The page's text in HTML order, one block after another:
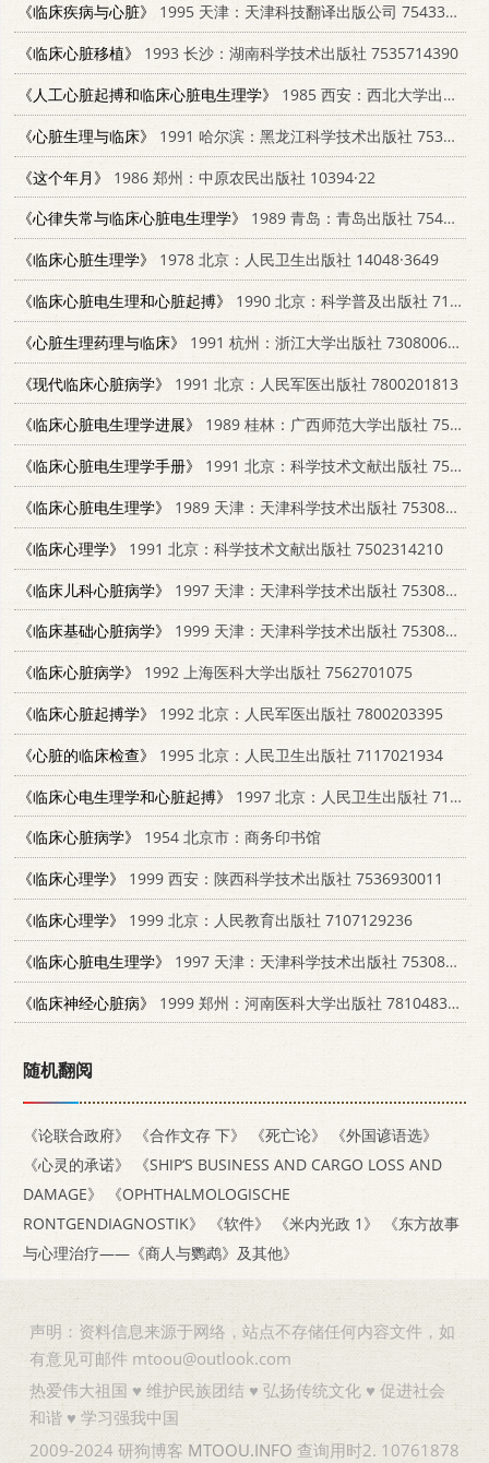
《临床疾病与心脏》
1995 天津：天津科技翻译出版公司 7543307774
《临床心脏移植》
1993 长沙：湖南科学技术出版社 7535714390
《人工心脏起搏和临床心脏电生理学》
1985 西安：西北大学出版社 14320·1
《心脏生理与临床》
1991 哈尔滨：黑龙江科学技术出版社 7538814450
《这个年月》
1986 郑州：中原农民出版社 10394·22
《心律失常与临床心脏电生理学》
1989 青岛：青岛出版社 7543601737
《临床心脏生理学》
1978 北京：人民卫生出版社 14048·3649
《临床心脏电生理和心脏起搏》
1990 北京：科学普及出版社 711001682X
《心脏生理药理与临床》
1991 杭州：浙江大学出版社 7308006646
《现代临床心脏病学》
1991 北京：人民军医出版社 7800201813
《临床心脏电生理学进展》
1989 桂林：广西师范大学出版社 756330570X
《临床心脏电生理学手册》
1991 北京：科学技术文献出版社 7502309012
《临床心脏电生理学》
1989 天津：天津科学技术出版社 7530803905
《临床心理学》
1991 北京：科学技术文献出版社 7502314210
《临床儿科心脏病学》
1997 天津：天津科学技术出版社 7530822306
《临床基础心脏病学》
1999 天津：天津科学技术出版社 7530824805
《临床心脏病学》
1992 上海医科大学出版社 7562701075
《临床心脏起搏学》
1992 北京：人民军医出版社 7800203395
《心脏的临床检查》
1995 北京：人民卫生出版社 7117021934
《临床心电生理学和心脏起搏》
1997 北京：人民卫生出版社 7117024577
《临床心脏病学》
1954 北京市：商务印书馆
《临床心理学》
1999 西安：陕西科学技术出版社 7536930011
《临床心理学》
1999 北京：人民教育出版社 7107129236
《临床心脏电生理学》
1997 天津：天津科学技术出版社 7530803905
《临床神经心脏病》
1999 郑州：河南医科大学出版社 7810483501
随机翻阅
《论联合政府》 《合作文存 下》 《死亡论》
《外国谚语选》
《心灵的承诺》
《SHIP‘S BUSINESS AND CARGO LOSS AND
DAMAGE》
《OPHTHALMOLOGISCHE
RONTGENDIAGNOSTIK》
《软件》 《米内光政 1》
《东方故事
与心理治疗——《商人与鹦鹉》及其他》
声明：资料信息来源于网络，站点不存储任何内容文件，如
有意见可邮件 mtoou@outlook.com
热爱伟大祖国 ♥ 维护民族团结 ♥ 弘扬传统文化 ♥ 促进社会
和谐 ♥ 学习强我中国
2009-2024 研狗博客 MTOOU.INFO 查询用时2. 10761878